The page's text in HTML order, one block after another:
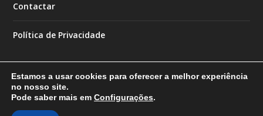
Contactar
Política de Privacidade
Designed by
Estamos a usar cookies para oferecer a melhor experiência
no nosso site.
Pode saber mais em Configurações.